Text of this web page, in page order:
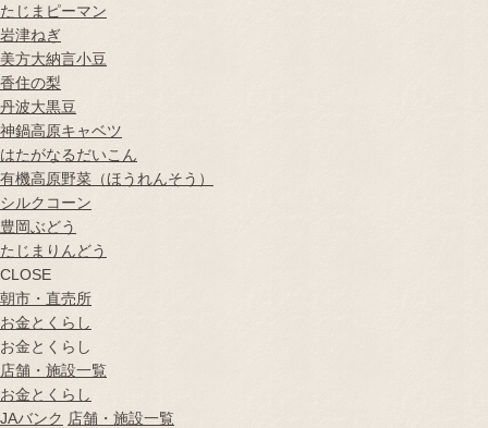
たじまピーマン
岩津ねぎ
美方大納言小豆
香住の梨
丹波大黒豆
神鍋高原キャベツ
はたがなるだいこん
有機高原野菜（ほうれんそう）
シルクコーン
豊岡ぶどう
たじまりんどう
CLOSE
朝市・直売所
お金とくらし
お金とくらし
店舗・施設一覧
お金とくらし
JAバンク 店舗・施設一覧